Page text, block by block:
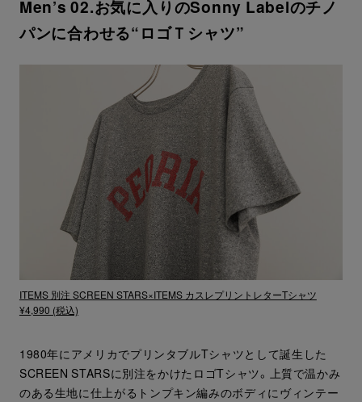
Men’s 02.お気に入りのSonny Labelのチノ
パンに合わせる“ロゴＴシャツ”
ITEMS 別注 SCREEN STARS×ITEMS カスレプリントレターTシャツ
¥4,990 (税込)
1980年にアメリカでプリンタブルTシャツとして誕生した
SCREEN STARSに別注をかけたロゴTシャツ。上質で温かみ
のある生地に仕上がるトンプキン編みのボディにヴィンテー